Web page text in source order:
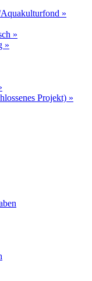
»
»
»
Projekt) »